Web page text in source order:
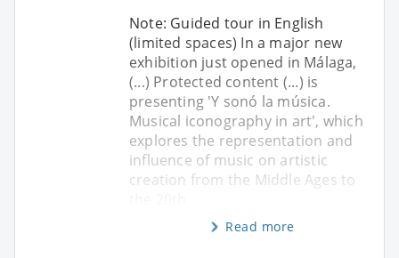
Note: Guided tour in English
(limited spaces) In a major new
exhibition just opened in Málaga,
(...) Protected content (...) is
presenting 'Y sonó la música.
Musical iconography in art', which
explores the representation and
influence of music on artistic
creation from the Middle Ages to
Read more